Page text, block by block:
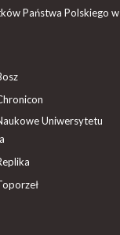
Państwa Polskiego w
Uniwersytetu